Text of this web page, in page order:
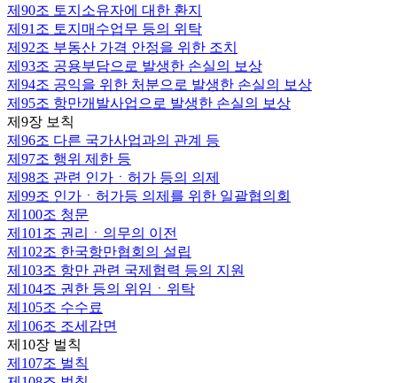
제90조 토지소유자에 대한 환지
제91조 토지매수업무 등의 위탁
제92조 부동산 가격 안정을 위한 조치
제93조 공용부담으로 발생한 손실의 보상
제94조 공익을 위한 처분으로 발생한 손실의 보상
제95조 항만개발사업으로 발생한 손실의 보상
제9장 보칙
제96조 다른 국가사업과의 관계 등
제97조 행위 제한 등
제98조 관련 인가ㆍ허가 등의 의제
제99조 인가ㆍ허가등 의제를 위한 일괄협의회
제100조 청문
제101조 권리ㆍ의무의 이전
제102조 한국항만협회의 설립
제103조 항만 관련 국제협력 등의 지원
제104조 권한 등의 위임ㆍ위탁
제105조 수수료
제106조 조세감면
제10장 벌칙
제107조 벌칙